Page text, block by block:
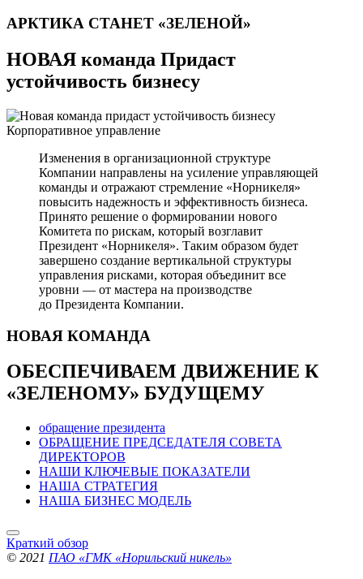
АРКТИКА СТАНЕТ «ЗЕЛЕНОЙ»
НОВАЯ команда Придаст
устойчивость бизнесу
Корпоративное управление
Изменения в организационной структуре
Компании направлены на усиление управляющей
команды и отражают стремление «Норникеля»
повысить надежность и эффективность бизнеса.
Принято решение о формировании нового
Комитета по рискам, который возглавит
Президент «Норникеля». Таким образом будет
завершено создание вертикальной структуры
управления рисками, которая объединит все
уровни — от мастера на производстве
до Президента Компании.
НОВАЯ КОМАНДА
ОБЕСПЕЧИВАЕМ ДВИЖЕНИЕ К
«ЗЕЛЕНОМУ» БУДУЩЕМУ
обращение президента
ОБРАЩЕНИЕ ПРЕДСЕДАТЕЛЯ СОВЕТА
ДИРЕКТОРОВ
НАШИ КЛЮЧЕВЫЕ ПОКАЗАТЕЛИ
НАША СТРАТЕГИЯ
НАША БИЗНЕС МОДЕЛЬ
Краткий обзор
© 2021 ПАО «ГМК «Норильский никель»